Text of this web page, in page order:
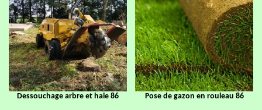
Dessouchage arbre et haie 86 Pose de gazon en rouleau 86